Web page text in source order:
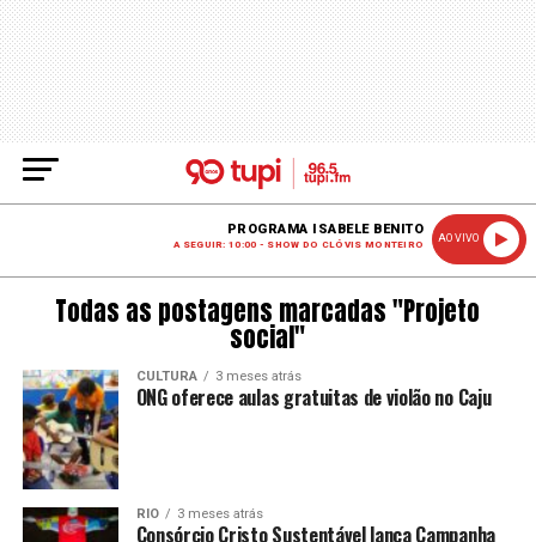
PROGRAMA ISABELE BENITO
A SEGUIR: 10:00 - SHOW DO CLÓVIS MONTEIRO
AO VIVO
Todas as postagens marcadas "Projeto
social"
CULTURA 3 meses atrás
ONG oferece aulas gratuitas de violão no Caju
RIO 3 meses atrás
Consórcio Cristo Sustentável lança Campanha